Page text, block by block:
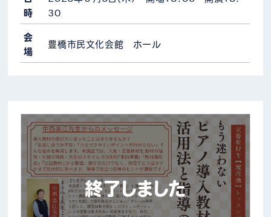
時
30
会
場
豊橋市民文化会館 ホール
終了しました